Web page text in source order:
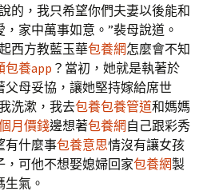
的，我只希望你們夫妻以後能和
家中萬事如意。”裴母說道。
西方教藍玉華包養網怎麼會不知
包養app ？當初，她就是執著於
父母妥協，讓她堅持嫁給席世
洗漱，我去包養包養管道和媽媽
月價錢邊想著包養網 自己跟彩秀
有什麼事包養意思情沒有讓女孩
可他不想娶媳婦回家包養網製
氣。